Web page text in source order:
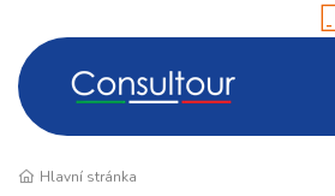
Hlavní stránka